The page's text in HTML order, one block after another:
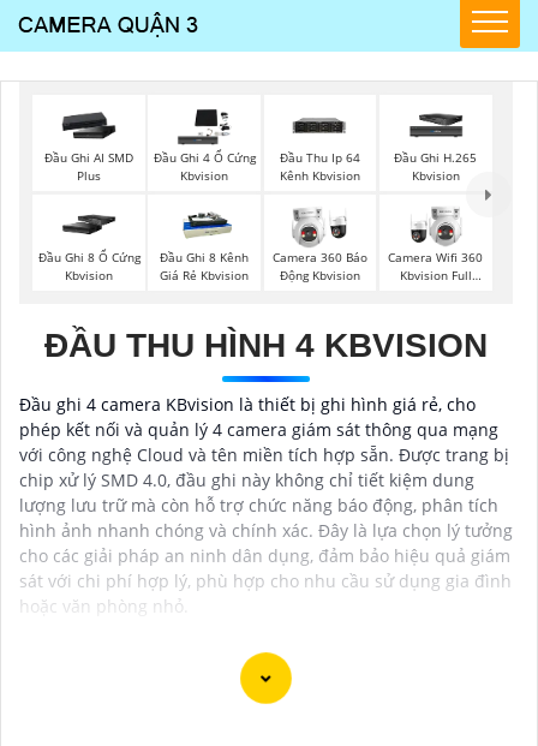
Đầu Ghi AI SMD
Plus
Đầu Ghi 4 Ổ Cứng
Kbvision
Đầu Thu Ip 64
Kênh Kbvision
Đầu Ghi H.265
Kbvision
Đầu Ghi 8 Ổ Cứng
Kbvision
Đầu Ghi 8 Kênh
Giá Rẻ Kbvision
Camera 360 Báo
Động Kbvision
Camera Wifi 360
Kbvision Full
ĐẦU THU HÌNH 4 KBVISION
Đầu ghi 4 camera KBvision là thiết bị ghi hình giá rẻ, cho
phép kết nối và quản lý 4 camera giám sát thông qua mạng
với công nghệ Cloud và tên miền tích hợp sẵn. Được trang bị
chip xử lý SMD 4.0, đầu ghi này không chỉ tiết kiệm dung
lượng lưu trữ mà còn hỗ trợ chức năng báo động, phân tích
hình ảnh nhanh chóng và chính xác. Đây là lựa chọn lý tưởng
cho các giải pháp an ninh dân dụng, đảm bảo hiệu quả giám
sát với chi phí hợp lý, phù hợp cho nhu cầu sử dụng gia đình
hoặc văn phòng nhỏ.